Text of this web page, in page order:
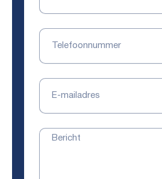
Telefoonnummer
E-
mailadres
Bericht